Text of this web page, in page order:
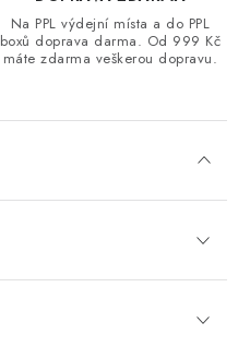
Na PPL výdejní místa a do PPL
boxů doprava darma. Od 999 Kč
máte zdarma veškerou dopravu.